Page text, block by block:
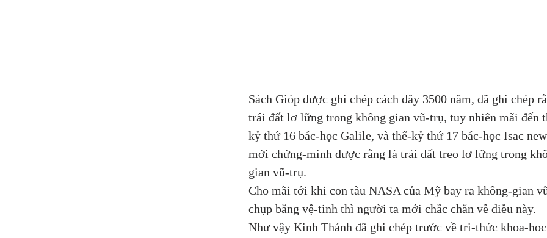
Sách Gióp được ghi chép cách đây 3500 năm, đã ghi chép
trái đất lơ lững trong không gian vũ-trụ, tuy nhiên mãi đến
kỷ thứ 16 bác-học Galile, và thế-kỷ thứ 17 bác-học Isac
mới chứng-minh được rằng là trái đất treo lơ lững trong
gian vũ-trụ.
Cho mãi tới khi con tàu NASA của Mỹ bay ra không-gian
chụp bằng vệ-tinh thì người ta mới chắc chắn về điều này.
Như vậy Kinh Thánh đã ghi chép trước về tri-thức khoa-